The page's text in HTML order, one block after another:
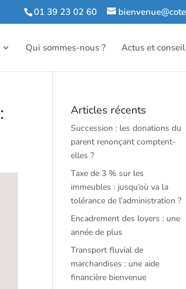
01 39 23 02 60
Qui sommes-nous ? Actus et
Articles récents
Succession : les donations du
parent renonçant comptent-
elles ?
Taxe de 3 % sur les
immeubles : jusqu’où va la
tolérance de l’administration ?
Encadrement des loyers : une
année de plus
Transport fluvial de
marchandises : une aide
financière bienvenue